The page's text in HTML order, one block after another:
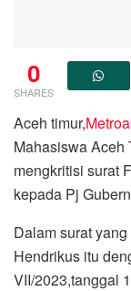
0
SHARES
Aceh timur,
Mahasiswa Aceh
mengkritisi surat
kepada Pj
Dalam surat
Hendrikus itu
VII/2023,tanggal